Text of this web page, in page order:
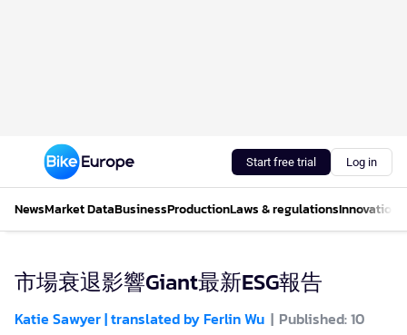
Start free trial Log in
NewsMarket DataBusinessProductionLaws & regulationsInnovations
市場衰退影響Giant最新ESG報告
Katie Sawyer | translated by Ferlin Wu
Published: 10